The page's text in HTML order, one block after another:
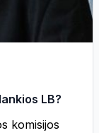
LB?
komisijos